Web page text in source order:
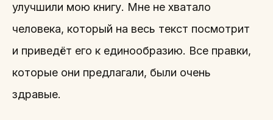
улучшили мою книгу. Мне не хватало
человека, который на весь текст посмотрит
и приведёт его к единообразию. Все правки,
которые они предлагали, были очень
здравые.